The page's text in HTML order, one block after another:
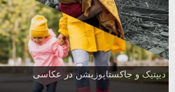
دیپتیک و جاکستا‌پوزیشن در عکاسی